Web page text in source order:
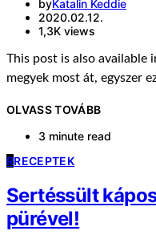
byKatalin Keddie
2020.02.12.
1,3K views
This post is also available
megyek most át, egyszer
OLVASS TOVÁBB
3 minute read
RRECEPTEK
Sertéssült
pürével!